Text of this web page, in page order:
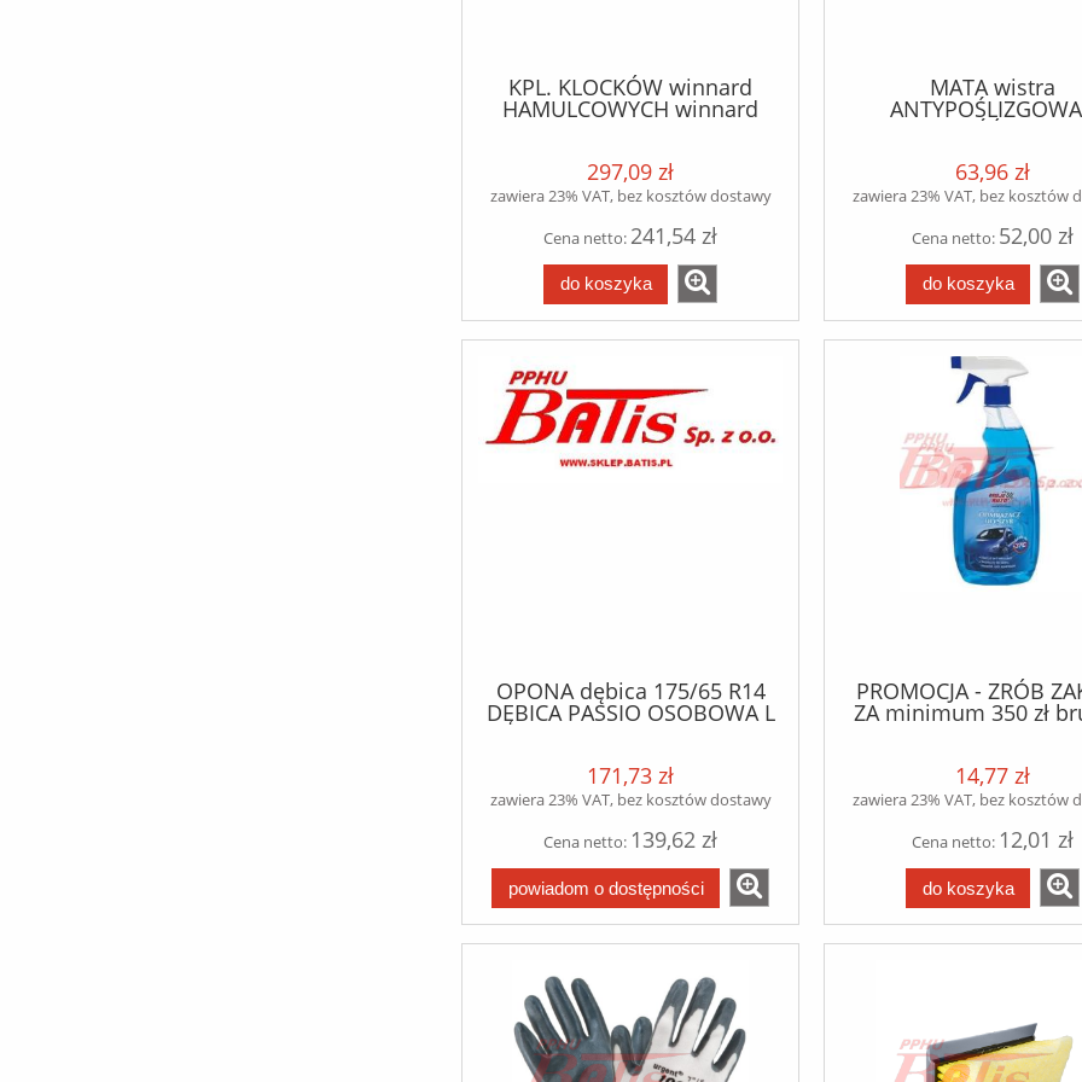
KPL. KLOCKÓW winnard
HAMULCOWYCH winnard
297,09 zł
zawiera 23% VAT, bez kosztów dostawy
Cena netto: 241,54 zł
do koszyka
MATA wistra
GRUBOŚĆ - 6MM /
63,96 zł
zawiera 23% VAT, bez kosztów
Cena netto: 52,00 zł
do koszyka
OPONA dębica 175/65 R14
DĘBICA PASSIO OSOBOWA L
na mokrej naw.: C, poziom
hałasu: 2 - 69dB)
171,73 zł
zawiera 23% VAT, bez kosztów dostawy
Cena netto: 139,62 zł
powiadom o dostępności
PROMOCJA - ZRÓB
ZA minimum 350 zł
14,77 zł
zawiera 23% VAT, bez kosztów
Cena netto: 12,01 zł
do koszyka